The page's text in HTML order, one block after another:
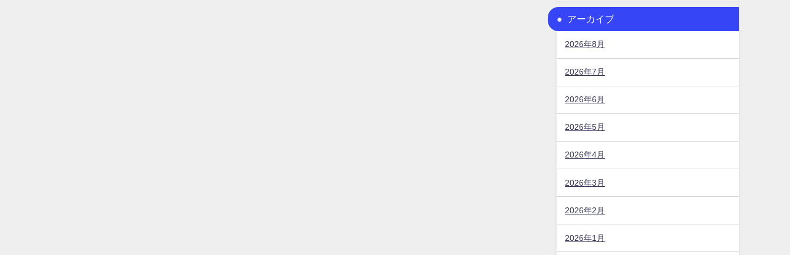
アーカイブ
2026年8月
2026年7月
2026年6月
2026年5月
2026年4月
2026年3月
2026年2月
2026年1月